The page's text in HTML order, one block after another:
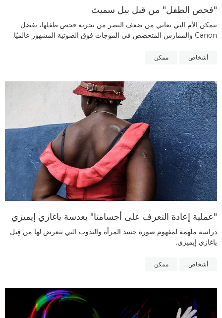
"فحص الطفل" من قبل بيل سميث
تتمكن الأم التي تعاني من ضعف البصر من تجربة فحص طفلها، بفضل
Canon والممارس المتخصص في الموجات فوق الصوتية المشهور عالميًا.
أشخاص ممكن
"عملية إعادة التعرف على أجسامنا" بعدسة ياغازي إيميزي
دراسة ملهمة لمفهوم صورة جسد المرأة والندوب التي نتعرض لها من قِبل
ياغازي إيميزي.
أشخاص ممكن